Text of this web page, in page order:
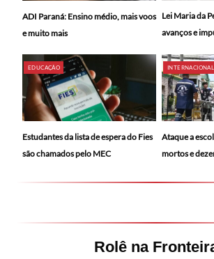
ADI Paraná: Ensino médio, mais voos
e muito mais
Lei Maria da
avanços e
EDUCAÇÃO
Estudantes da lista de espera do Fies
são chamados pelo MEC
INTERNACIONAL
Ataque a
mortos e
Rolê na